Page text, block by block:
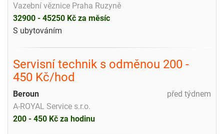
Vazební věznice Praha Ruzyně
32900 - 45250 Kč za měsíc
S ubytováním
Servisní technik s odměnou 200 -
450 Kč/hod
před týdnem
Beroun
A-ROYAL Service s.r.o.
200 - 450 Kč za hodinu